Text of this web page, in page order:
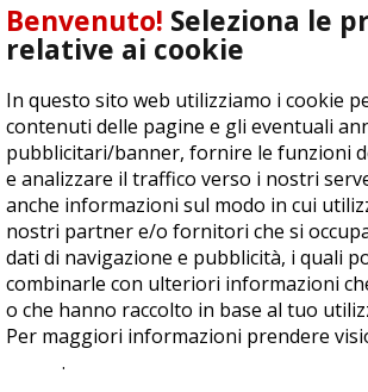
17/03/2023
Open
East Wintergarden
11/03/2023
12/03/2023
WORLD ENJOYER
Camp
Benvenuto! Seleziona le
relative ai cookie
In questo sito web utilizziamo i cookie
contenuti delle pagine e gli eventuali
pubblicitari/banner, fornire le funzioni
e analizzare il traffico verso i nostri
anche informazioni sul modo in cui
nostri partner e/o fornitori che si
dati di navigazione e pubblicità, i quali
combinarle con ulteriori informazioni
o che hanno raccolto in base al tuo
Per maggiori informazioni prendere
.